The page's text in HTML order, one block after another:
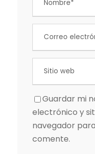
Guardar mi
electrónico y
navegador
comente.